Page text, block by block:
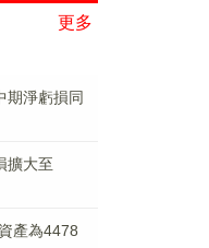
更多
期淨虧損同
擴大至
產為4478